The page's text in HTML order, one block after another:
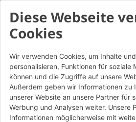
Diese Webseite
Cookies
Wir verwenden Cookies, um Inhalte
personalisieren, Funktionen für soziale
können und die Zugriffe auf unsere
Außerdem geben wir Informationen zu
unserer Website an unsere Partner für
Werbung und Analysen weiter. Unsere
Informationen möglicherweise mit
Dogi 3.0 - Listello
mattone
STAMPA